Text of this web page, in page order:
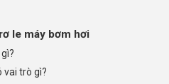
le máy bơm hơi
vai trò gì?